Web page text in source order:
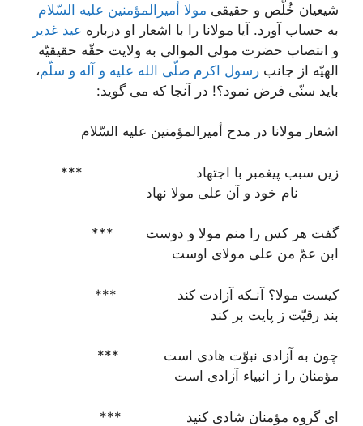
شیعیان خُلّص و حقیقی مولا أمیرالمؤمنین علیه السّلام
به حساب آورد. آیا مولانا را با اشعار او درباره عید غدیر
و انتصاب حضرت مولی الموالی به ولایت حقّه حقیقیّه
الهیّه از جانب رسول اکرم صلّی الله علیه و آله و سلّم،
باید سنّی فرض نمود؟! در آنجا که می گوید:
اشعار مولانا در مدح أمیرالمؤمنین علیه السّلام
زین سبب پیغمبر با اجتهاد ***
نام خود و آن علی مولا نهاد
گفت هر کس را منم مولا و دوست ***
ابن عمّ من علی مولای اوست
کیست مولا؟ آنـکه آزادت کند ***
بند رقیّت ز پایت بر کند
چون به آزادی نبوّت هادی است ***
مؤمنان را ز انبیاء آزادی است
ای گروه مؤمنان شادی کنید ***